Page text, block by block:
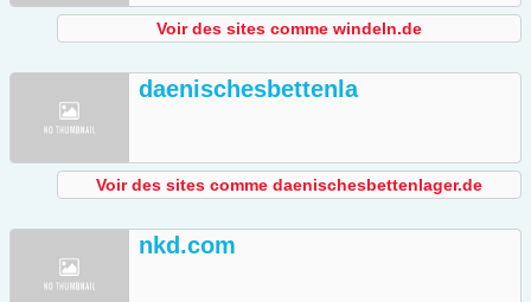
Voir des sites comme windeln.de
daenischesbettenla
Voir des sites comme daenischesbettenlager.de
nkd.com